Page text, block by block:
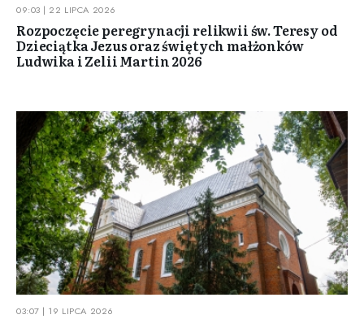
09:03 | 22 LIPCA 2026
Rozpoczęcie peregrynacji relikwii św. Teresy od
Dzieciątka Jezus oraz świętych małżonków
Ludwika i Zelii Martin 2026
03:07 | 19 LIPCA 2026